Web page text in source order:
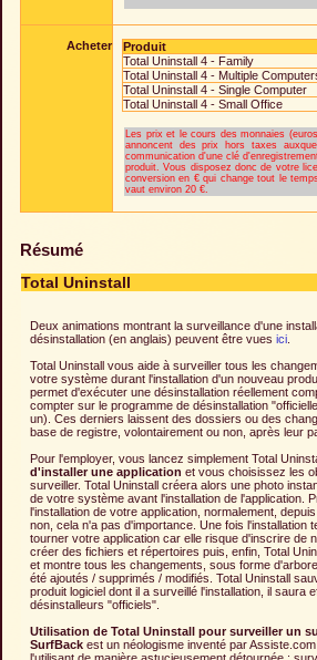
Acheter
Produit
Total Uninstall 4 - Family
Total Uninstall 4 - Multiple
Total Uninstall 4 - Single Computer
Total Uninstall 4 - Small Office
Les prix et le cours des monnaies
annoncent des prix hors taxes
communication d'une clé
produit. Vous disposez donc de votre
conversion en € qui change tout le
vaut environ 20 €.
Résumé
Total Uninstall
Deux animations montrant la surveillance d'une
désinstallation (en anglais) peuvent être vues ici
Total Uninstall vous aide à surveiller tous les
votre système durant l'installation d'un nouveau
permet d'exécuter une désinstallation réellement
compter sur le programme de désinstallation
un). Ces derniers laissent des dossiers ou des
base de registre, volontairement ou non, après leur
Pour l'employer, vous lancez simplement Total
d'installer une application et vous choisissez les
surveiller. Total Uninstall créera alors une photo
de votre système avant l'installation de l'application.
l'installation de votre application, normalement,
non, cela n'a pas d'importance. Une fois l'installation
tourner votre application car elle risque d'inscrire de
créer des fichiers et répertoires puis, enfin, Total
et montre tous les changements, sous forme
été ajoutés / supprimés / modifiés. Total Uninstall
produit logiciel dont il a surveillé l'installation, il
désinstalleurs "officiels".
Utilisation de Total Uninstall pour surveiller un
SurfBack est un néologisme inventé par